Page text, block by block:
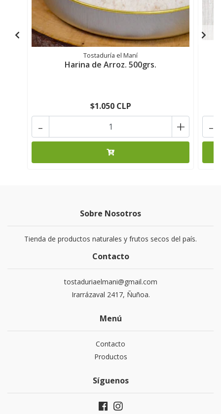
Tostaduría el Maní
Harina de Arroz. 500grs.
$1.050 CLP
+
- -
Sobre Nosotros
Tienda de productos naturales y frutos secos del país.
Contacto
tostaduriaelmani@gmail.com
Irarrázaval 2417, Ñuñoa.
Menú
Contacto
Productos
Síguenos